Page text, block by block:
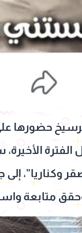
ترسيخ حضورها
الفترة
وكناريا”،